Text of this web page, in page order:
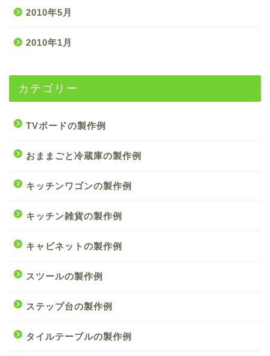
2010年5月
2010年1月
カテゴリー
TVボードの製作例
おままごと冷蔵庫の製作例
キッチンワゴンの製作例
キッチン雑貨の製作例
キャビネットの製作例
スツールの製作例
ステップ台の製作例
タイルテーブルの製作例